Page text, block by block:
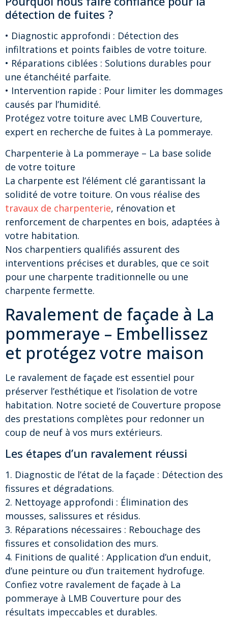
détection de fuites ?
• Diagnostic approfondi : Détection des
infiltrations et points faibles de votre toiture.
• Réparations ciblées : Solutions durables pour
une étanchéité parfaite.
• Intervention rapide : Pour limiter les dommages
causés par l’humidité.
Protégez votre toiture avec LMB Couverture,
expert en recherche de fuites à La pommeraye.
Charpenterie à La pommeraye – La base solide
de votre toiture
La charpente est l’élément clé garantissant la
solidité de votre toiture. On vous réalise des
travaux de charpenterie, rénovation et
renforcement de charpentes en bois, adaptées à
votre habitation.
Nos charpentiers qualifiés assurent des
interventions précises et durables, que ce soit
pour une charpente traditionnelle ou une
charpente fermette.
Ravalement de façade à La
pommeraye – Embellissez
et protégez votre maison
Le ravalement de façade est essentiel pour
préserver l’esthétique et l’isolation de votre
habitation. Notre societé de Couverture propose
des prestations complètes pour redonner un
coup de neuf à vos murs extérieurs.
Les étapes d’un ravalement réussi
1. Diagnostic de l’état de la façade : Détection des
fissures et dégradations.
2. Nettoyage approfondi : Élimination des
mousses, salissures et résidus.
3. Réparations nécessaires : Rebouchage des
fissures et consolidation des murs.
4. Finitions de qualité : Application d’un enduit,
d’une peinture ou d’un traitement hydrofuge.
Confiez votre ravalement de façade à La
pommeraye à LMB Couverture pour des
résultats impeccables et durables.